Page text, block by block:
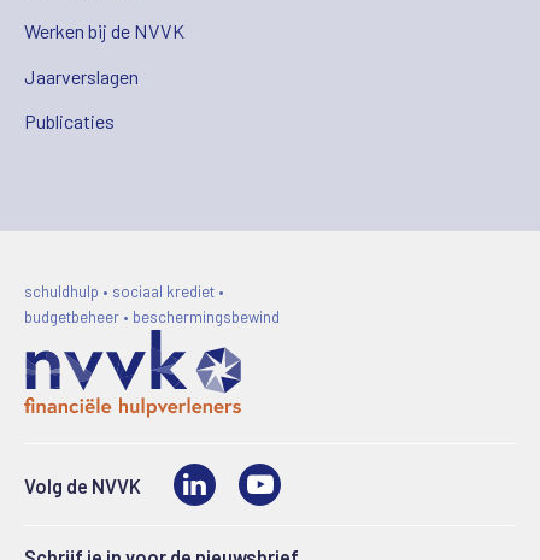
Werken bij de NVVK
Jaarverslagen
Publicaties
schuldhulp • sociaal krediet •
budgetbeheer • beschermingsbewind
Volg de NVVK LinkedIn